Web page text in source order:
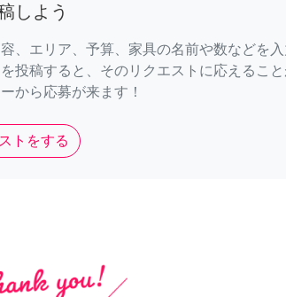
しよう
、エリア、予算、家具の名前や数などを入
投稿すると、そのリクエストに応えるこ
から応募が来ます！
トをする